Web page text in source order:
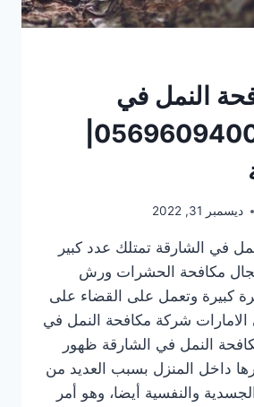
النمل في
ديسمبر 31, 2022
في الشارقة تمتلك عدد كبير
مكافحة الحشرات ورش
كبيرة وتعمل على القضاء على
الامارات شركة مكافحة النمل في
النمل في الشارقة ظهور
داخل المنزل بسبب العديد من
والنفسية أيضا، وهو أمر